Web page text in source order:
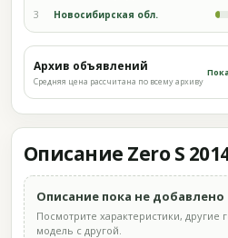
3 Новосибирская обл.
Архив объявлений
Средняя цена рассчитана по всему архиву
Описание Zero S
Описание пока не добавлено
Посмотрите характеристики, другие
модель с другой.